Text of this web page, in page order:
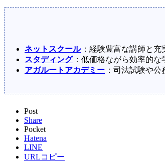
ネットスクール ：経験豊富な講師と
スタディング ：低価格ながら効率的
アガルートアカデミー ：司法試験や
Post
Share
Pocket
Hatena
LINE
URLコピー